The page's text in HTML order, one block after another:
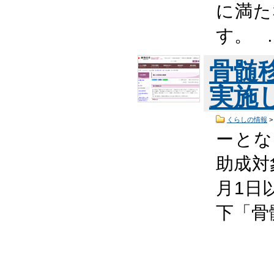
に満
す。
骨髄
実施
くらしの情報 >
ーと
助成
月1日
下「